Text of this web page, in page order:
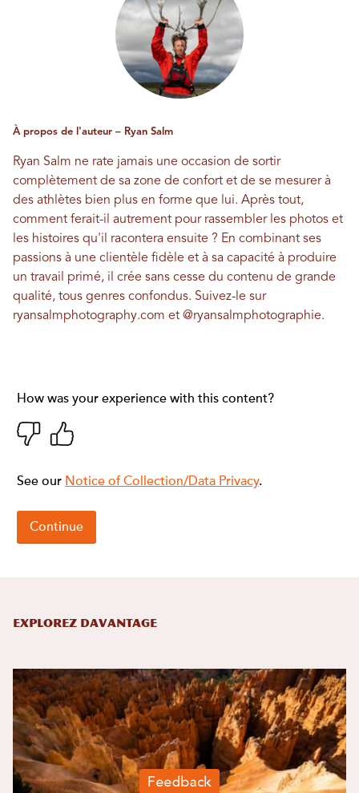
À propos de l'auteur – Ryan Salm
Ryan Salm ne rate jamais une occasion de sortir
complètement de sa zone de confort et de se mesurer à
des athlètes bien plus en forme que lui. Après tout,
comment ferait-il autrement pour rassembler les photos et
les histoires qu'il racontera ensuite ? En combinant ses
passions à une clientèle fidèle et à sa capacité à produire
un travail primé, il crée sans cesse du contenu de grande
qualité, tous genres confondus. Suivez-le sur
ryansalmphotography.com et @ryansalmphotographie.
Explorez davantage